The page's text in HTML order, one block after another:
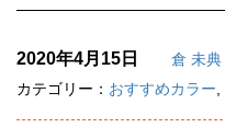
2020年4月15日
倉 未典
カテゴリー： おすすめカラー,